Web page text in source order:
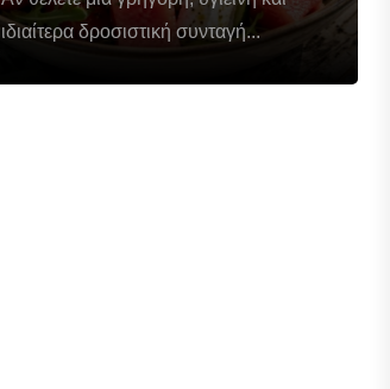
ιδιαίτερα δροσιστική συνταγή...